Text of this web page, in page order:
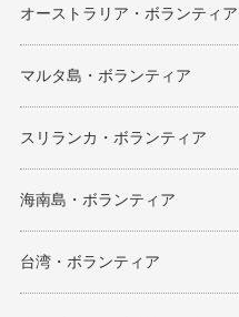
オーストラリア・ボランティア
マルタ島・ボランティア
スリランカ・ボランティア
海南島・ボランティア
台湾・ボランティア